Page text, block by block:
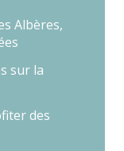
Albères,
sur la
des